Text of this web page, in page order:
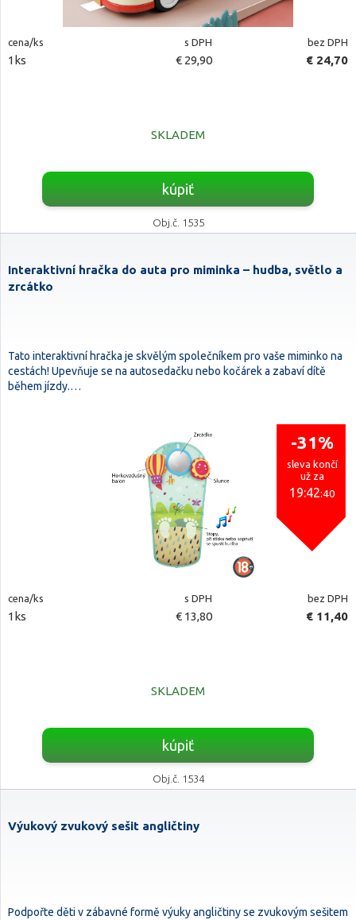
cena/ks s DPH bez DPH
1ks € 29,90 € 24,70
SKLADEM
kúpiť
Obj.č. 1535
Interaktivní hračka do auta pro miminka – hudba, světlo a
zrcátko
Tato interaktivní hračka je skvělým společníkem pro vaše miminko na
cestách! Upevňuje se na autosedačku nebo kočárek a zabaví dítě
během jízdy.…
-31%
sleva končí
už za
19:42:39
cena/ks s DPH bez DPH
1ks € 13,80 € 11,40
SKLADEM
kúpiť
Obj.č. 1534
Výukový zvukový sešit angličtiny
Podpořte děti v zábavné formě výuky angličtiny se zvukovým sešitem